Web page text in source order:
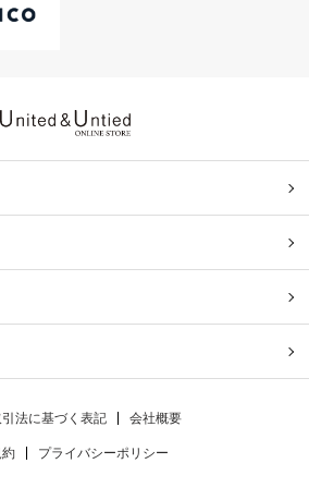
法に基づく表記 会社概要
プライバシーポリシー